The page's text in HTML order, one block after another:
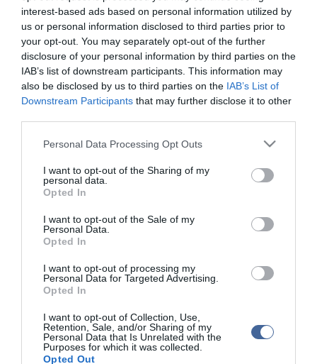
interest-based ads based on personal information utilized by
us or personal information disclosed to third parties prior to
your opt-out. You may separately opt-out of the further
disclosure of your personal information by third parties on the
IAB’s list of downstream participants. This information may
also be disclosed by us to third parties on the IAB’s List of
Downstream Participants that may further disclose it to other
Please note that this website/app uses one or more Google
not limited to your visit or usage behaviour. You may click to
grant or deny consent to Google and its third-party tags to
use your data for below specified purposes in below Google
consent section.
Personal Data Processing Opt Outs
I want to opt-out of the Sharing of my
personal data.
Opted In
I want to opt-out of the Sale of my
Personal Data.
Opted In
I want to opt-out of processing my
Personal Data for Targeted Advertising.
Opted In
I want to opt-out of Collection, Use,
Retention, Sale, and/or Sharing of my
Personal Data that Is Unrelated with the
Purposes for which it was collected.
Opted Out
Az Egyesült Államok és szövetségesei attól tartanak, hogy nagy
hatótávolságú ballisztikus rakétatechnológiáját Irán nukleáris
robbanófejek célba juttatására használhatja fel. Teherán
ugyanakkor azt állítja, hogy atomprogramja kizárólag békés,
energiatermelő célokat szolgál.
Tárgyalás az atomprogramról - felállt az asztaltól az iráni
delegáció
Az atomügynökség ellenőrei az iráni Arakban
Cuki bőgőmajombébi
Kelet-kínai éttermeket zártak be majomhúsból készült fogások
miatt
Figyelem! A cikkhez hozzáfűzött hozzászólások nem a ma.hu
network nézeteit
tükrözik. A szerkesztőség mindössze a hírek publikációjával foglalkozik, a
kommenteket nem tudja befolyásolni - azok az olvasók személyes véleményét
tartalmazzák.